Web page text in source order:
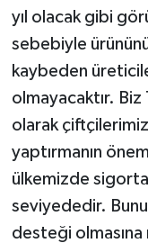
yıl olacak gibi
sebebiyle
kaybeden
olmayacaktır. Biz
olarak
yaptırmanın
ülkemizde
seviyededir.
desteği